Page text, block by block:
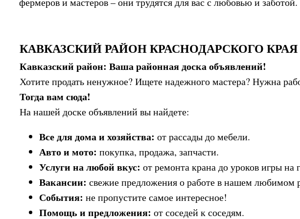
Кавказский район: Ваша районная доска объявлений!
Хотите продать ненужное? Ищете надежного мастера? Нужна
Тогда вам сюда!
На нашей доске объявлений вы найдете:
Все для дома и хозяйства: от рассады до мебели.
Авто и мото: покупка, продажа, запчасти.
Услуги на любой вкус: от ремонта крана до уроков игры на
Вакансии: свежие предложения о работе в нашем любимом
События: не пропустите самое интересное!
Помощь и предложения: от соседей к соседям.
КАВКАЗСКИЙ РАЙОН КРАСНОДАРСКОГО